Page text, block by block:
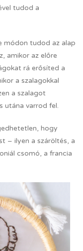
tudod a
módon tudod az alap
amikor az előre
rá erősíted a
a szalagokkal
a szalagot
utána varrod fel.
hogy
– ilyen a száröltés, a
csomó, a francia